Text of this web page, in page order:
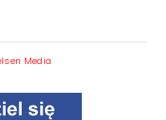
Media